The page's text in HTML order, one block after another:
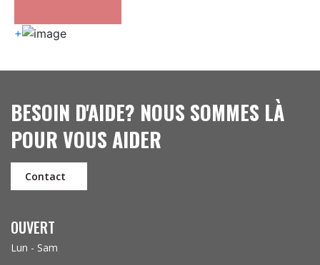
+
BESOIN D'AIDE? NOUS SOMMES LÀ
POUR VOUS AIDER
Contact
OUVERT
Lun - Sam